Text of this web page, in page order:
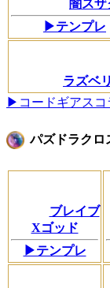
闇スザ
▶テンプレ
ラズベ
▶コードギアスコ
パズドラクロ
ブレイブ
Xゴッド
▶テンプレ